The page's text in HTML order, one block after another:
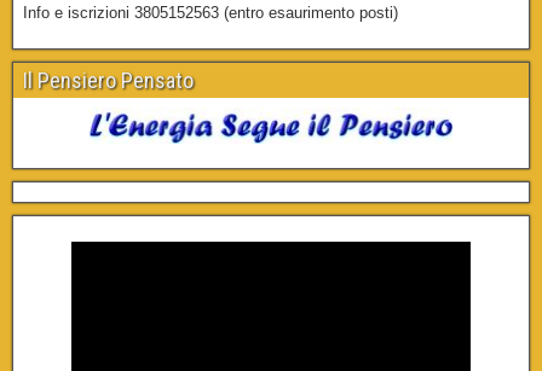
Info e iscrizioni 3805152563 (entro esaurimento posti)
Il Pensiero Pensato